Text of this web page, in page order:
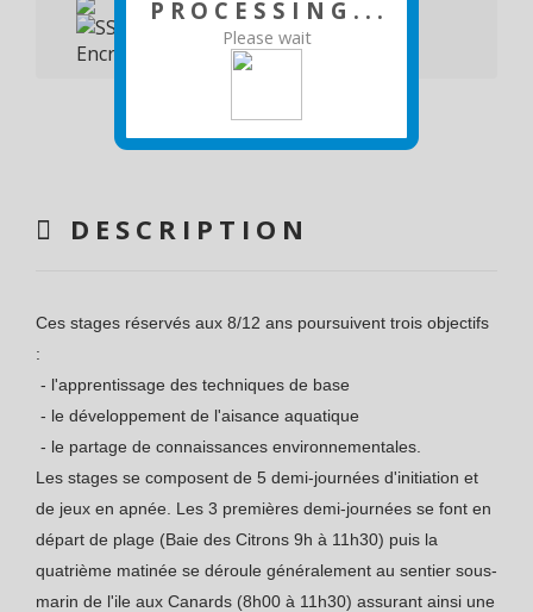
P R O C E S S I N G . . .
Please wait
DESCRIPTION
Ces stages réservés aux 8/12 ans poursuivent trois objectifs
:
- l'apprentissage des techniques de base
- le développement de l'aisance aquatique
- le partage de connaissances environnementales.
Les stages se composent de 5 demi-journées d'initiation et
de jeux en apnée. Les 3 premières demi-journées se font en
départ de plage (Baie des Citrons 9h à 11h30) puis la
quatrième matinée se déroule généralement au sentier sous-
marin de l'ile aux Canards (8h00 à 11h30) assurant ainsi une